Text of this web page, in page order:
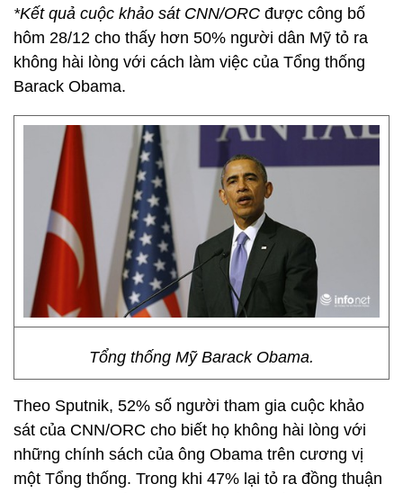
*Kết quả cuộc khảo sát CNN/ORC được công bố
hôm 28/12 cho thấy hơn 50% người dân Mỹ tỏ ra
không hài lòng với cách làm việc của Tổng thống
Barack Obama.
Tổng thống Mỹ Barack Obama.
Theo Sputnik, 52% số người tham gia cuộc khảo
sát của CNN/ORC cho biết họ không hài lòng với
những chính sách của ông Obama trên cương vị
một Tổng thống. Trong khi 47% lại tỏ ra đồng thuận